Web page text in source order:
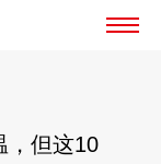
，但这10